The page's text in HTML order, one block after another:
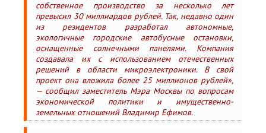
собственное производство за несколько лет
превысил 30 миллиардов рублей. Так, недавно один
из резидентов разработал автономные,
экологичные городские автобусные остановки,
оснащенные солнечными панелями. Компания
создавала их с использованием отечественных
решений в области микроэлектроники. В свой
проект она вложила более 25 миллионов рублей»,
— сообщил заместитель Мэра Москвы по вопросам
экономической политики и имущественно-
земельных отношений Владимир Ефимов.